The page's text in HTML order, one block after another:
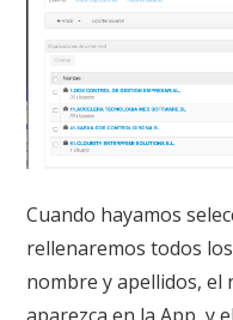
Cuando hayamos
rellenaremos todos
nombre y apellidos, el